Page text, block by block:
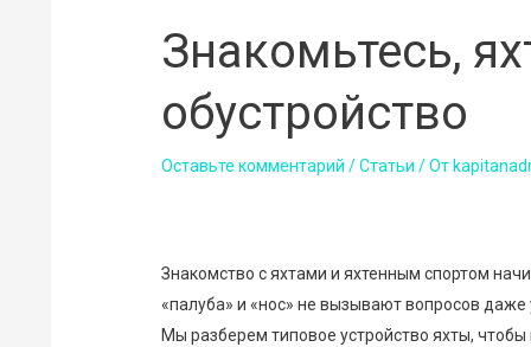
Знакомьтесь,
обустройство
Оставьте комментарий /Статьи / От
Знакомство с яхтами и яхтенным спортом
«палуба» и «нос» не вызывают вопросов даже
Мы разберем типовое устройство яхты,